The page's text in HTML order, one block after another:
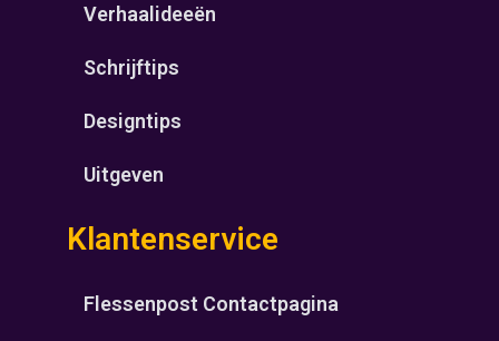
Verhaalideeën
Schrijftips
Designtips
Uitgeven
Klantenservice
Flessenpost Contactpagina